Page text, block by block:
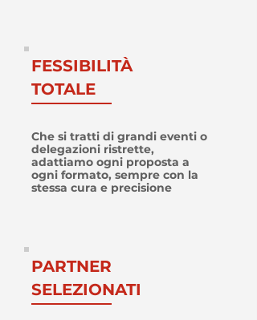
FESSIBILITÀ
TOTALE
Che si tratti di grandi eventi o
delegazioni ristrette,
adattiamo ogni proposta a
ogni formato, sempre con la
stessa cura e precisione
PARTNER
SELEZIONATI